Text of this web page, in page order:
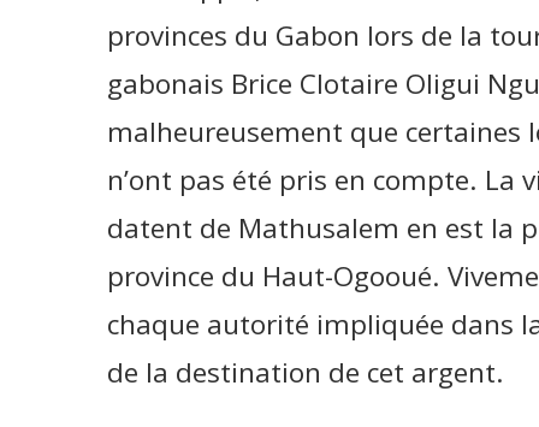
provinces du Gabon lors de la
gabonais Brice Clotaire Oligui
malheureusement que certaines
n’ont pas été pris en compte. La
datent de Mathusalem en est la
province du Haut-Ogooué.
chaque autorité impliquée dans
de la destination de cet argent.